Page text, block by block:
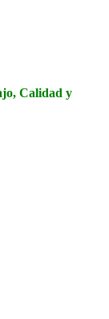
Calidad y